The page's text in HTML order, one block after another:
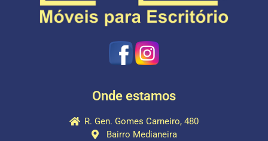
Onde estamos
R. Gen. Gomes Carneiro, 480
Bairro Medianeira